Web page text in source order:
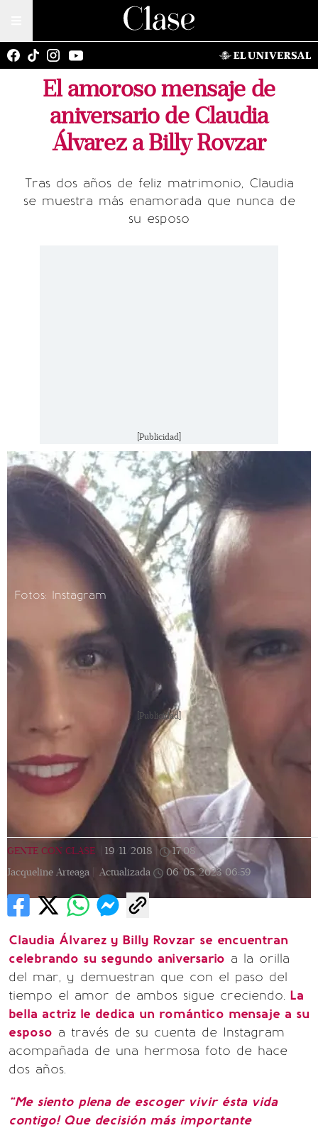
El amoroso mensaje de
aniversario de Claudia
Álvarez a Billy Rovzar
Tras dos años de feliz matrimonio, Claudia
se muestra más enamorada que nunca de
su esposo
[Publicidad]
Fotos: Instagram
[Publicidad]
GENTE CON CLASE 19/11/2018 17:08 |
Jacqueline Arteaga |
Actualizada 06/05/2023 06:59
Claudia Álvarez y Billy Rovzar se encuentran
celebrando su segundo aniversario a la orilla
del mar, y demuestran que con el paso del
tiempo el amor de ambos sigue creciendo. La
bella actriz le dedica un romántico mensaje a su
esposo a través de su cuenta de Instagram
acompañada de una hermosa foto de hace
dos años.
“Me siento plena de escoger vivir ésta vida
contigo! Que decisión más importante